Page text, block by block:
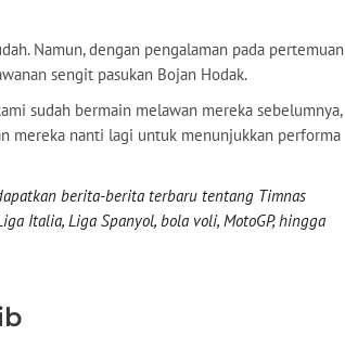
Namun, dengan pengalaman pada pertemuan
sengit pasukan Bojan Hodak.
sudah bermain melawan mereka sebelumnya,
mereka nanti lagi untuk menunjukkan performa
berita-berita terbaru tentang Timnas
Italia, Liga Spanyol, bola voli, MotoGP, hingga